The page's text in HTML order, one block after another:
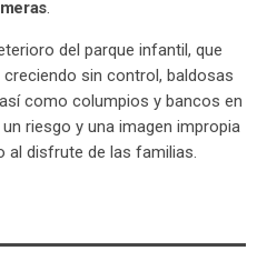
.
del parque infantil, que
sin control, baldosas
como columpios y bancos en
riesgo y una imagen impropia
al disfrute de las familias.